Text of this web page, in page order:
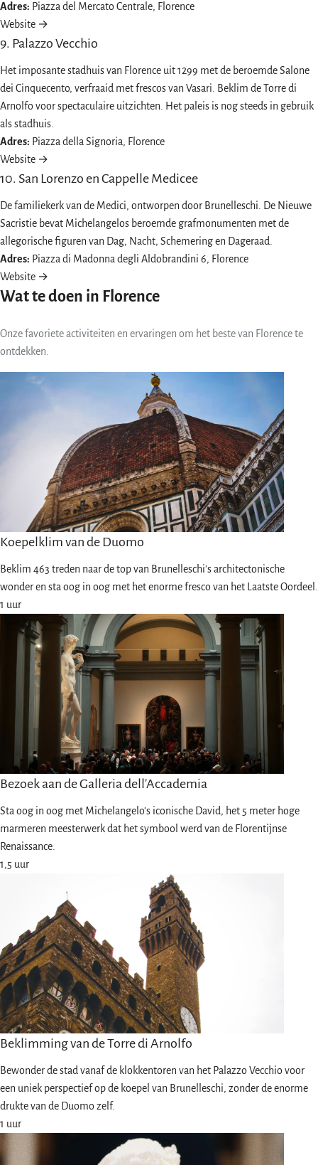
Adres: Piazza del Mercato Centrale, Florence
Website →
9. Palazzo Vecchio
Het imposante stadhuis van Florence uit 1299 met de beroemde Salone
dei Cinquecento, verfraaid met frescos van Vasari. Beklim de Torre di
Arnolfo voor spectaculaire uitzichten. Het paleis is nog steeds in gebruik
als stadhuis.
Adres: Piazza della Signoria, Florence
Website →
10. San Lorenzo en Cappelle Medicee
De familiekerk van de Medici, ontworpen door Brunelleschi. De Nieuwe
Sacristie bevat Michelangelos beroemde grafmonumenten met de
allegorische figuren van Dag, Nacht, Schemering en Dageraad.
Adres: Piazza di Madonna degli Aldobrandini 6, Florence
Website →
Wat te doen in Florence
Onze favoriete activiteiten en ervaringen om het beste van Florence te
ontdekken.
Koepelklim van de Duomo
Beklim 463 treden naar de top van Brunelleschi's architectonische
wonder en sta oog in oog met het enorme fresco van het Laatste Oordeel.
1 uur
Bezoek aan de Galleria dell'Accademia
Sta oog in oog met Michelangelo's iconische David, het 5 meter hoge
marmeren meesterwerk dat het symbool werd van de Florentijnse
Renaissance.
1,5 uur
Beklimming van de Torre di Arnolfo
Bewonder de stad vanaf de klokkentoren van het Palazzo Vecchio voor
een uniek perspectief op de koepel van Brunelleschi, zonder de enorme
drukte van de Duomo zelf.
1 uur